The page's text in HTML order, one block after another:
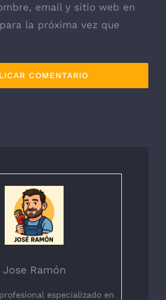
email y sitio web en
la próxima vez que
Jose Ramón
especializado en